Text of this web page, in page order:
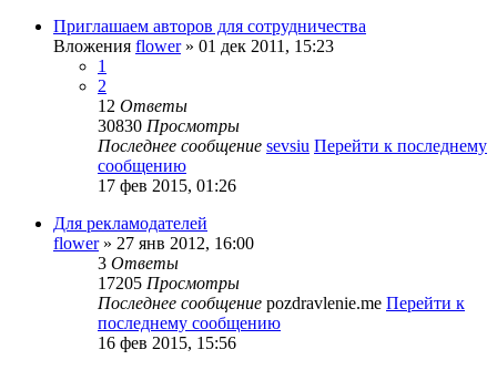
Приглашаем авторов для сотрудничества
Вложения flower» 01 дек 2011, 15:23
1
2
12 Ответы
30830 Просмотры
Последнее сообщение sevsiu Перейти к последнему
сообщению
17 фев 2015, 01:26
Для рекламодателей
flower» 27 янв 2012, 16:00
3 Ответы
17205 Просмотры
Последнее сообщение pozdravlenie.me Перейти к
последнему сообщению
16 фев 2015, 15:56